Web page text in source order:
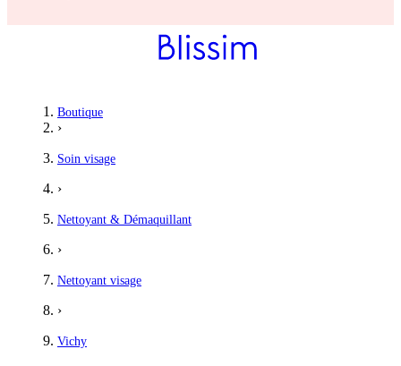
Boutique
›
Soin visage
›
Nettoyant & Démaquillant
›
Nettoyant visage
›
Vichy